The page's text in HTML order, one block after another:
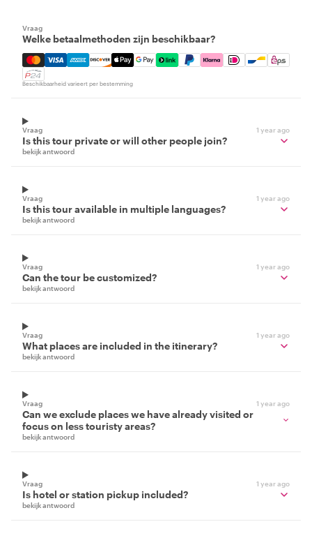
Vraag
Welke betaalmethoden zijn beschikbaar?
Mastercard, Visa, Amex, Discover, Apple Pay, Google
Beschikbaarheid varieert per bestemming
Vraag 1 year ago
Is this tour private or will other people join?
bekijk antwoord
Vraag 1 year ago
Is this tour available in multiple languages?
bekijk antwoord
Vraag 1 year ago
Can the tour be customized?
bekijk antwoord
Vraag 1 year ago
What places are included in the itinerary?
bekijk antwoord
Vraag 1 year ago
Can we exclude places we have already visited or
focus on less touristy areas?
bekijk antwoord
Vraag 1 year ago
Is hotel or station pickup included?
bekijk antwoord